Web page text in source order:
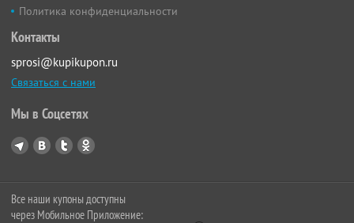
Политика конфиденциальности
Контакты
sprosi@kupikupon.ru
Связаться с нами
Мы в Соцсетях
Все наши купоны доступны
через Мобильное Приложение: